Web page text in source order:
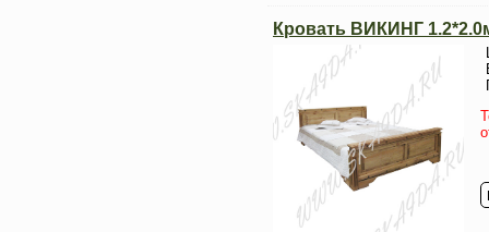
Кровать ВИКИНГ